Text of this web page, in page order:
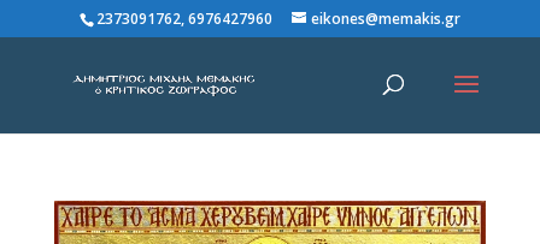
2373091762, 6976427960 eikones@memakis.gr